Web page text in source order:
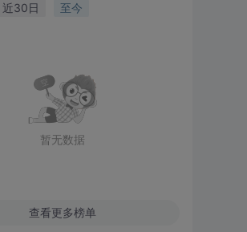
近30日 至今
暂无数据
查看更多榜单